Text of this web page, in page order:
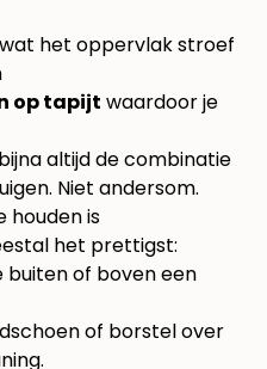
wat het oppervlak stroef
op tapijt waardoor je
altijd de combinatie
Niet andersom.
houden is
het prettigst:
buiten of boven een
of borstel over